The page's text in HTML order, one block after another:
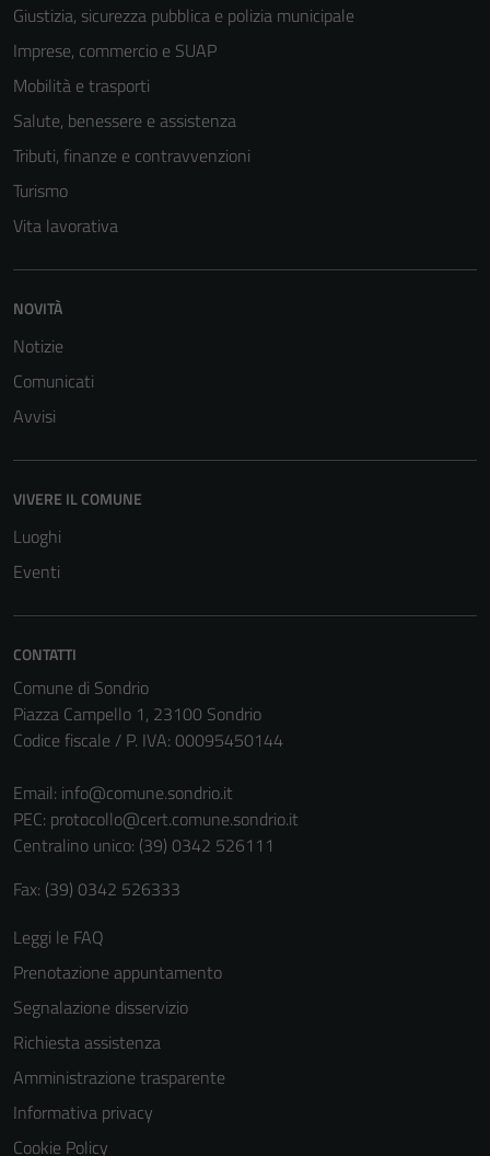
Giustizia, sicurezza pubblica e polizia municipale
Imprese, commercio e SUAP
Mobilità e trasporti
Salute, benessere e assistenza
Tributi, finanze e contravvenzioni
Turismo
Vita lavorativa
NOVITÀ
Notizie
Comunicati
Avvisi
VIVERE IL COMUNE
Luoghi
Eventi
CONTATTI
Comune di Sondrio
Piazza Campello 1, 23100 Sondrio
Codice fiscale / P. IVA: 00095450144
Email: info@comune.sondrio.it
PEC: protocollo@cert.comune.sondrio.it
Centralino unico: (39) 0342 526111
Fax: (39) 0342 526333
Leggi le FAQ
Prenotazione appuntamento
Segnalazione disservizio
Richiesta assistenza
Amministrazione trasparente
Informativa privacy
Cookie Policy
Questi cookie
essere
personali.